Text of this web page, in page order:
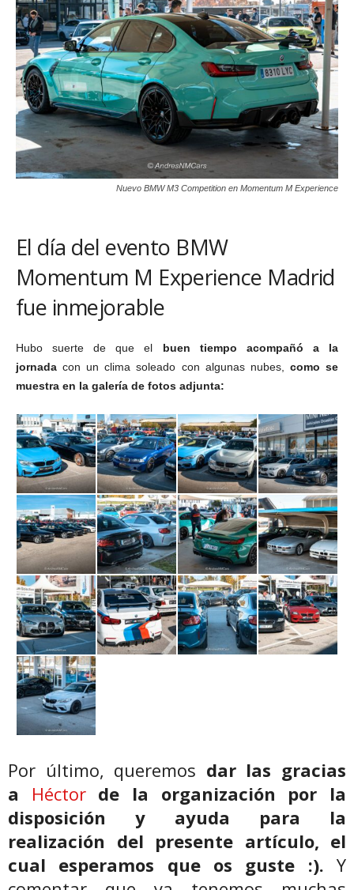
Nuevo BMW M3 Competition en Momentum M Experience
El día del evento BMW
Momentum M Experience Madrid
fue inmejorable
Hubo suerte de que el buen tiempo acompañó a la
jornada con un clima soleado con algunas nubes, como se
muestra en la galería de fotos adjunta:
Por último, queremos dar las gracias
a Héctorde la organización por la
disposición y ayuda para la
realización del presente artículo, el
cual esperamos que os guste :). Y